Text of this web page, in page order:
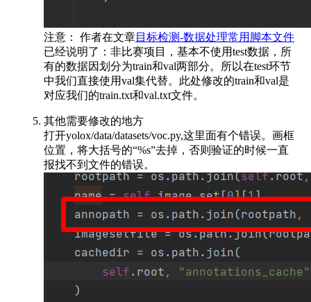
注意： 作者在文章目标检测-数据处理常用脚本文件
已经说明了：非比赛项目，基本不使用test数据，所
有的数据因划分为train和val两部分。所以在test环节
中我们直接使用val集代替。此处修改的train和val是
对应我们的train.txt和val.txt文件。
其他需要修改的地方
打开yolox/data/datasets/voc.py,这里面有个错误。画框
位置，将大括号的“%s”去掉，否则验证的时候一直
报找不到文件的错误。